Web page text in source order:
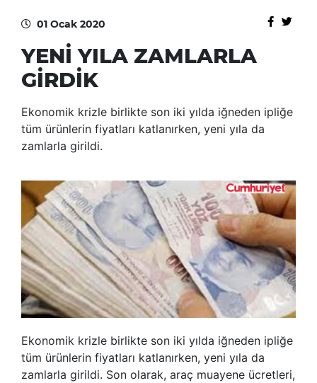
01 Ocak 2020
YENİ YILA ZAMLARLA
GİRDİK
Ekonomik krizle birlikte son iki yılda iğneden ipliğe
tüm ürünlerin fiyatları katlanırken, yeni yıla da
zamlarla girildi.
Ekonomik krizle birlikte son iki yılda iğneden ipliğe
tüm ürünlerin fiyatları katlanırken, yeni yıla da
zamlarla girildi. Son olarak, araç muayene ücretleri,